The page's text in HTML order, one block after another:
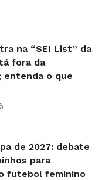
na “SEI List” da
fora da
entenda o que
de 2027: debate
para
futebol feminino